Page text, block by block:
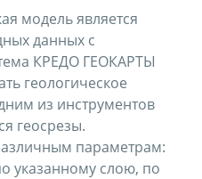
модель является
данных с
КРЕДО ГЕОКАРТЫ
геологическое
из инструментов
геосрезы.
параметрам:
указанному слою, по